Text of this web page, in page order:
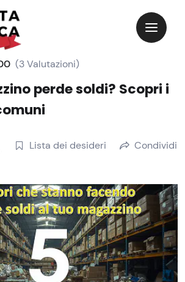
(3 Valutazioni)
perde soldi? Scopri i
Lista dei desideri Condividi